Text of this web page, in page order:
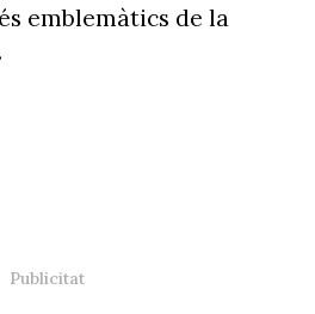
emblemàtics de la